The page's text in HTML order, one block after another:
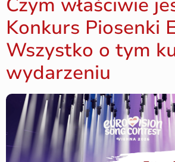
Konkurs Piosenki
Wszystko o tym
wydarzeniu